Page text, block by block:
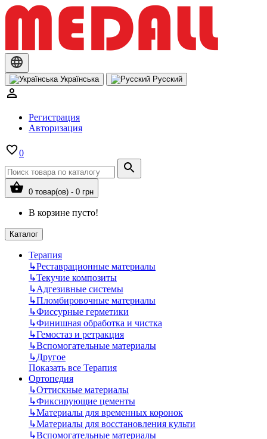
Українська Русский
Регистрация
Авторизация
0
0 товар(ов) - 0 грн
В корзине пусто!
Каталог
Терапия
↳Реставрационные материалы
↳Текучие композиты
↳Адгезивные системы
↳Пломбировочные материалы
↳Фиссурные герметики
↳Финишная обработка и чистка
↳Гемостаз и ретракция
↳Вспомогательные материалы
↳Другое
Показать все Терапия
Ортопедия
↳Оттискные материалы
↳Фиксирующие цементы
↳Материалы для временных коронок
↳Материалы для восстановления культи
↳Вспомогательные материалы